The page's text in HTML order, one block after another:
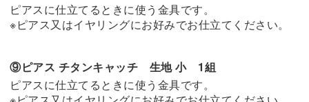
ピアスに仕立てるときに使う金具です。
※ピアス又はイヤリングにお好みでお仕立てください。
⑨ピアス チタンキャッチ 生地 小 1組
ピアスに仕立てるときに使う金具です。